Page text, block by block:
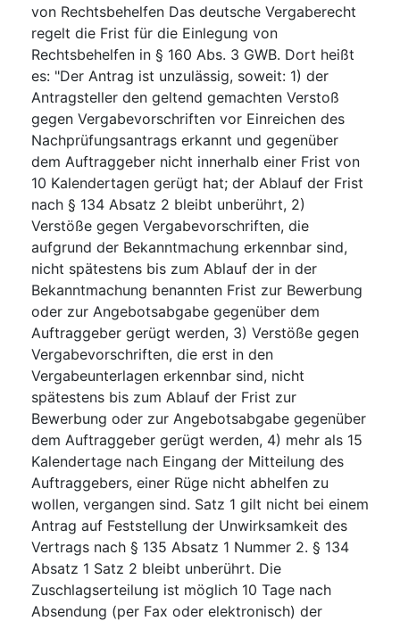
von Rechtsbehelfen Das deutsche Vergaberecht
regelt die Frist für die Einlegung von
Rechtsbehelfen in § 160 Abs. 3 GWB. Dort heißt
es: "Der Antrag ist unzulässig, soweit: 1) der
Antragsteller den geltend gemachten Verstoß
gegen Vergabevorschriften vor Einreichen des
Nachprüfungsantrags erkannt und gegenüber
dem Auftraggeber nicht innerhalb einer Frist von
10 Kalendertagen gerügt hat; der Ablauf der Frist
nach § 134 Absatz 2 bleibt unberührt, 2)
Verstöße gegen Vergabevorschriften, die
aufgrund der Bekanntmachung erkennbar sind,
nicht spätestens bis zum Ablauf der in der
Bekanntmachung benannten Frist zur Bewerbung
oder zur Angebotsabgabe gegenüber dem
Auftraggeber gerügt werden, 3) Verstöße gegen
Vergabevorschriften, die erst in den
Vergabeunterlagen erkennbar sind, nicht
spätestens bis zum Ablauf der Frist zur
Bewerbung oder zur Angebotsabgabe gegenüber
dem Auftraggeber gerügt werden, 4) mehr als 15
Kalendertage nach Eingang der Mitteilung des
Auftraggebers, einer Rüge nicht abhelfen zu
wollen, vergangen sind. Satz 1 gilt nicht bei einem
Antrag auf Feststellung der Unwirksamkeit des
Vertrags nach § 135 Absatz 1 Nummer 2. § 134
Absatz 1 Satz 2 bleibt unberührt. Die
Zuschlagserteilung ist möglich 10 Tage nach
Absendung (per Fax oder elektronisch) der